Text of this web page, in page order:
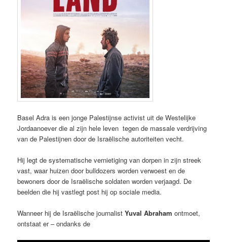
Basel Adra is een jonge Palestijnse activist uit de Westelijke
Jordaanoever die al zijn hele leven tegen de massale verdrijving
van de Palestijnen door de Israëlische autoriteiten vecht.
Hij legt de systematische vernietiging van dorpen in zijn streek
vast, waar huizen door bulldozers worden verwoest en de
bewoners door de Israëlische soldaten worden verjaagd. De
beelden die hij vastlegt post hij op sociale media.
Wanneer hij de Israëlische journalistYuval Abraham ontmoet,
ontstaat er – ondanks de